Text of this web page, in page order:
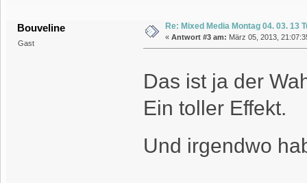
Bouveline
Gast
Re: Mixed Media Montag 04. 03. 13
« Antwort #3 am: März 05, 2013,
Das ist ja der
Ein toller Effekt.
Und irgendwo